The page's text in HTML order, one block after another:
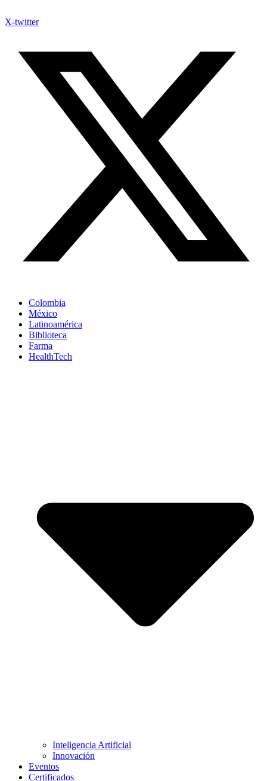
X-twitter
Colombia
México
Latinoamérica
Biblioteca
Farma
HealthTech
Inteligencia Artificial
Innovación
Eventos
Certificados